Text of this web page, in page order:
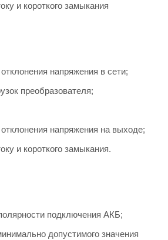
и короткого замыкания
напряжения в сети;
преобразователя;
напряжения на выходе;
и короткого замыкания.
подключения АКБ;
допустимого значения